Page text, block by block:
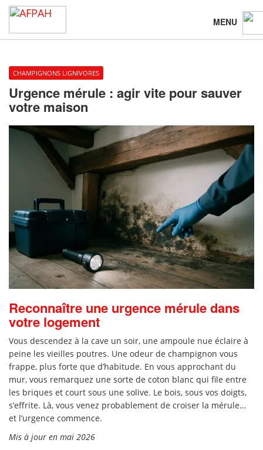
MENU
CHAMPIGNONS LIGNIVORES
Urgence mérule : agir vite pour sauver
votre maison
Reconnaître une urgence mérule dans
votre logement
Vous descendez à la cave un soir, une ampoule nue éclaire à
peine les vieilles poutres. Une odeur de champignon vous
frappe, plus forte que d’habitude. En vous approchant du
mur, vous remarquez une sorte de coton blanc qui file entre
les briques et court sous une solive. Le bois, sous vos doigts,
s’effrite. Là, vous venez probablement de croiser la mérule…
et l’urgence commence.
Mis à jour en mai 2026